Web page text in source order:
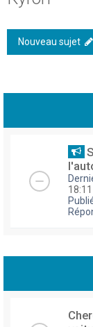
Nouveau sujet
18:11